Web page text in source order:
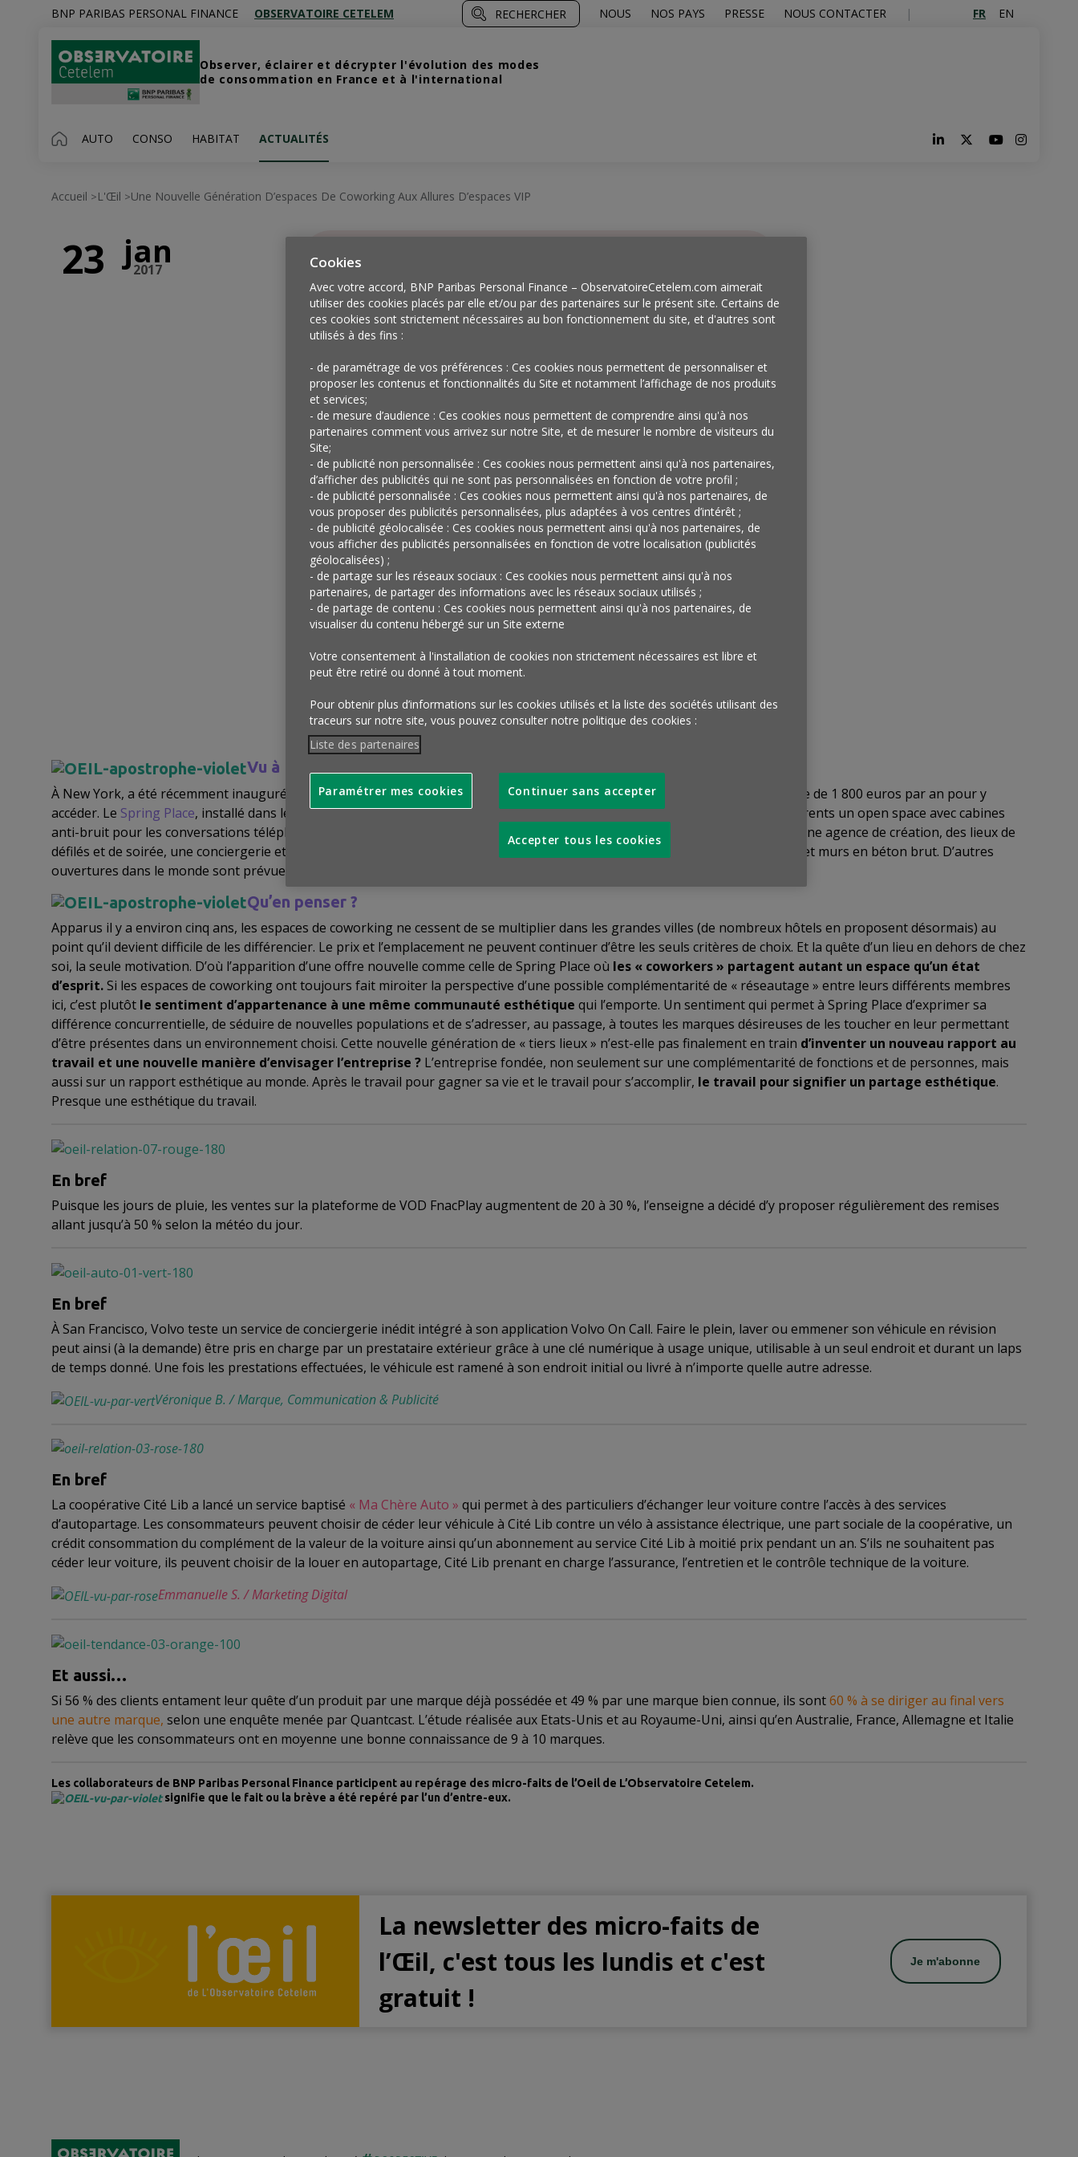
BNP PARIBAS PERSONAL FINANCE OBSERVATOIRE CETELEM RECHERCHER NOUS NOS PAYS PRESSE NOUS CONTACTER FR EN
Observer, éclairer et décrypter l'évolution des modes
de consommation en France et à l'international
AUTO CONSO HABITAT ACTUALITÉS
Accueil >L'Œil >Une Nouvelle Génération D’espaces De Coworking Aux Allures D’espaces VIP
Une nouvelle
génération
d’espaces de
coworking aux
allures d’espaces
VIP
23 jan
2017
Vu à New York
À New York, a été récemment inauguré un lieu de coworking pas comme les autres puisqu’il faut s’acquitter d’un droit d’entrée de 1 800 euros par an pour y
accéder. Le Spring Place, installé dans le quartier de Manhattan, d’une superficie de 11 000 mètres carrés, propose à ses adhérents un open space avec cabines
anti-bruit pour les conversations téléphoniques, des salles de réunions avec de l’eau Fiji à disposition (!), des studios photos, une agence de création, des lieux de
défilés et de soirée, une conciergerie et un restaurant. Le tout dans un cadre particulièrement soigné, entre meubles vintage et murs en béton brut. D’autres
ouvertures dans le monde sont prévues… dont une à Paris en 2017.
Qu’en penser ?
Apparus il y a environ cinq ans, les espaces de coworking ne cessent de se multiplier dans les grandes villes (de nombreux hôtels en proposent désormais) au
point qu’il devient difficile de les différencier. Le prix et l’emplacement ne peuvent continuer d’être les seuls critères de choix. Et la quête d’un lieu en dehors de chez
soi, la seule motivation. D’où l’apparition d’une offre nouvelle comme celle de Spring Place où les « coworkers » partagent autant un espace qu’un état
d’esprit.Si les espaces de coworking ont toujours fait miroiter la perspective d’une possible complémentarité de « réseautage » entre leurs différents membres
ici, c’est plutôt le sentiment d’appartenance à une même communauté esthétique qui l’emporte. Un sentiment qui permet à Spring Place d’exprimer sa
différence concurrentielle, de séduire de nouvelles populations et de s’adresser, au passage, à toutes les marques désireuses de les toucher en leur permettant
d’être présentes dans un environnement choisi. Cette nouvelle génération de « tiers lieux » n’est-elle pas finalement en train d’inventer un nouveau rapport au
travail et une nouvelle manière d’envisager l’entreprise ? L’entreprise fondée, non seulement sur une complémentarité de fonctions et de personnes, mais
aussi sur un rapport esthétique au monde. Après le travail pour gagner sa vie et le travail pour s’accomplir, le travail pour signifier un partage esthétique.
Presque une esthétique du travail.
En bref
Puisque les jours de pluie, les ventes sur la plateforme de VOD FnacPlay augmentent de 20 à 30 %, l’enseigne a décidé d’y proposer régulièrement des remises
allant jusqu’à 50 % selon la météo du jour.
En bref
À San Francisco, Volvo teste un service de conciergerie inédit intégré à son application Volvo On Call. Faire le plein, laver ou emmener son véhicule en révision
peut ainsi (à la demande) être pris en charge par un prestataire extérieur grâce à une clé numérique à usage unique, utilisable à un seul endroit et durant un laps
de temps donné. Une fois les prestations effectuées, le véhicule est ramené à son endroit initial ou livré à n’importe quelle autre adresse.
Véronique B. / Marque, Communication & Publicité
En bref
La coopérative Cité Lib a lancé un service baptisé « Ma Chère Auto » qui permet à des particuliers d’échanger leur voiture contre l’accès à des services
d’autopartage. Les consommateurs peuvent choisir de céder leur véhicule à Cité Lib contre un vélo à assistance électrique, une part sociale de la coopérative, un
crédit consommation du complément de la valeur de la voiture ainsi qu’un abonnement au service Cité Lib à moitié prix pendant un an. S’ils ne souhaitent pas
céder leur voiture, ils peuvent choisir de la louer en autopartage, Cité Lib prenant en charge l’assurance, l’entretien et le contrôle technique de la voiture.
Emmanuelle S. / Marketing Digital
Et aussi…
Si 56 % des clients entament leur quête d’un produit par une marque déjà possédée et 49 % par une marque bien connue, ils sont60 % à se diriger au final vers
une autre marque, selon une enquête menée par Quantcast. L’étude réalisée aux Etats-Unis et au Royaume-Uni, ainsi qu’en Australie, France, Allemagne et Italie
relève que les consommateurs ont en moyenne une bonne connaissance de 9 à 10 marques.
Les collaborateurs de BNP Paribas Personal Finance participent au repérage des micro-faits de l’Oeil de L’Observatoire Cetelem.
signifie que le fait ou la brève a été repéré par l’un d’entre-eux.
La newsletter des micro-faits de
l’Œil, c'est tous les lundis et c'est
gratuit !
Je m'abonne
Cookies
Avec votre accord, BNP Paribas Personal Finance – ObservatoireCetelem.com aimerait
utiliser des cookies placés par elle et/ou par des partenaires sur le présent site. Certains de
ces cookies sont strictement nécessaires au bon fonctionnement du site, et d'autres sont
utilisés à des fins :
- de paramétrage de vos préférences : Ces cookies nous permettent de personnaliser et
proposer les contenus et fonctionnalités du Site et notamment l’affichage de nos produits
et services;
- de mesure d’audience : Ces cookies nous permettent de comprendre ainsi qu'à nos
partenaires comment vous arrivez sur notre Site, et de mesurer le nombre de visiteurs du
Site;
- de publicité non personnalisée : Ces cookies nous permettent ainsi qu'à nos partenaires,
d’afficher des publicités qui ne sont pas personnalisées en fonction de votre profil ;
- de publicité personnalisée : Ces cookies nous permettent ainsi qu'à nos partenaires, de
vous proposer des publicités personnalisées, plus adaptées à vos centres d’intérêt ;
- de publicité géolocalisée : Ces cookies nous permettent ainsi qu'à nos partenaires, de
vous afficher des publicités personnalisées en fonction de votre localisation (publicités
géolocalisées) ;
- de partage sur les réseaux sociaux : Ces cookies nous permettent ainsi qu'à nos
partenaires, de partager des informations avec les réseaux sociaux utilisés ;
- de partage de contenu : Ces cookies nous permettent ainsi qu'à nos partenaires, de
visualiser du contenu hébergé sur un Site externe
Votre consentement à l'installation de cookies non strictement nécessaires est libre et
peut être retiré ou donné à tout moment.
Pour obtenir plus d’informations sur les cookies utilisés et la liste des sociétés utilisant des
traceurs sur notre site, vous pouvez consulter notre politique des cookies :
Liste des partenaires
Continuer sans accepter
Accepter tous les cookies
Paramétrer mes cookies